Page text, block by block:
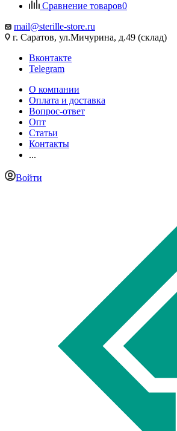
Сравнение товаров0
mail@sterille-store.ru
г. Саратов, ул.Мичурина, д.49 (склад)
Вконтакте
Telegram
О компании
Оплата и доставка
Вопрос-ответ
Опт
Статьи
Контакты
...
Войти